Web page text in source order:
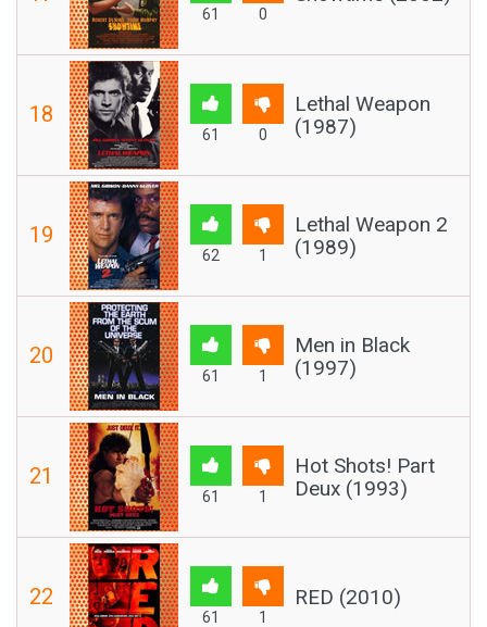
61 0
18
61 0
Lethal Weapon
(1987)
19
62 1
Lethal Weapon 2
(1989)
20
61 1
Men in Black
(1997)
21
61 1
Hot Shots! Part
Deux (1993)
22
61 1
RED (2010)